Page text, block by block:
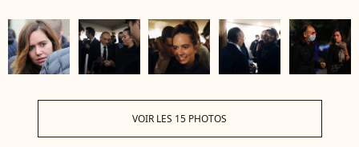
VOIR LES 15 PHOTOS